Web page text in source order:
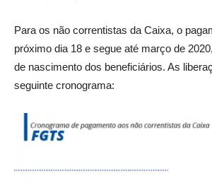
Para os não correntistas da Caixa, o
próximo dia 18 e segue até março de
de nascimento dos beneficiários. As
seguinte cronograma: